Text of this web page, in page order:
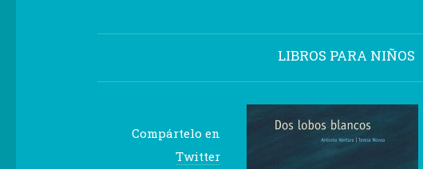
LIBROS PARA NIÑOS
Compártelo en
Twitter